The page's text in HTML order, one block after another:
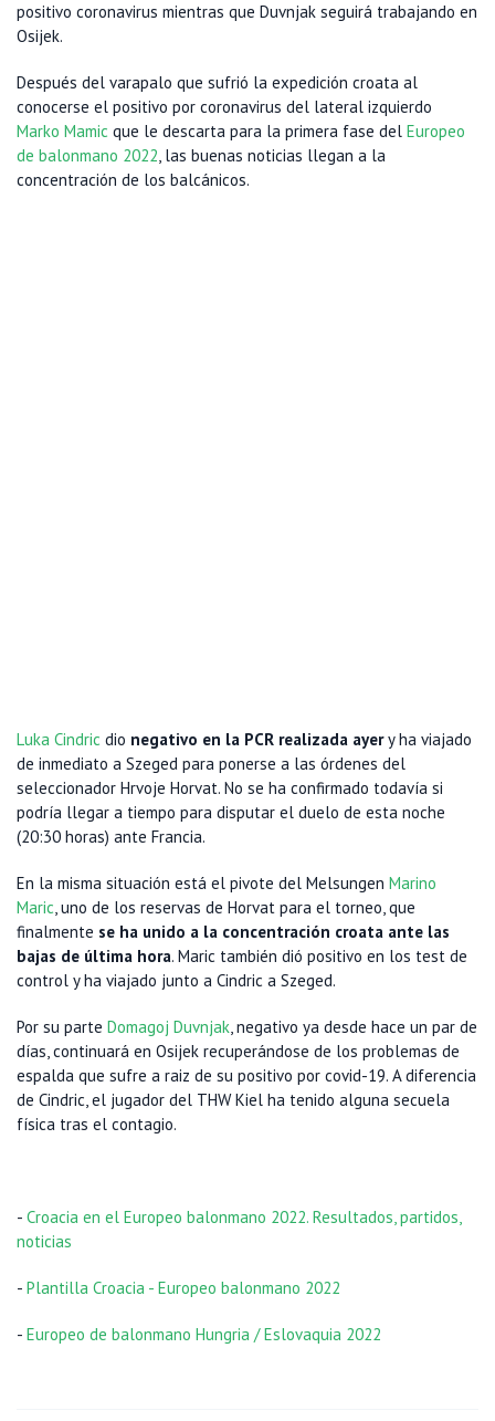
positivo coronavirus mientras que Duvnjak seguirá trabajando en
Osijek.
Después del varapalo que sufrió la expedición croata al
conocerse el positivo por coronavirus del lateral izquierdo
Marko Mamic que le descarta para la primera fase del Europeo
de balonmano 2022, las buenas noticias llegan a la
concentración de los balcánicos.
Luka Cindric dio negativo en la PCR realizada ayery ha viajado
de inmediato a Szeged para ponerse a las órdenes del
seleccionador Hrvoje Horvat. No se ha confirmado todavía si
podría llegar a tiempo para disputar el duelo de esta noche
(20:30 horas) ante Francia.
En la misma situación está el pivote del Melsungen Marino
Maric, uno de los reservas de Horvat para el torneo, que
finalmente se ha unido a la concentración croata ante las
bajas de última hora. Maric también dió positivo en los test de
control y ha viajado junto a Cindric a Szeged.
Por su parte Domagoj Duvnjak, negativo ya desde hace un par de
días, continuará en Osijek recuperándose de los problemas de
espalda que sufre a raiz de su positivo por covid-19. A diferencia
de Cindric, el jugador del THW Kiel ha tenido alguna secuela
física tras el contagio.
- Croacia en el Europeo balonmano 2022. Resultados, partidos,
noticias
- Plantilla Croacia - Europeo balonmano 2022
- Europeo de balonmano Hungria / Eslovaquia 2022